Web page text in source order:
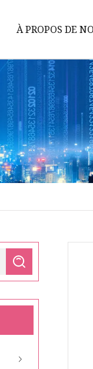
À PROPOS DE